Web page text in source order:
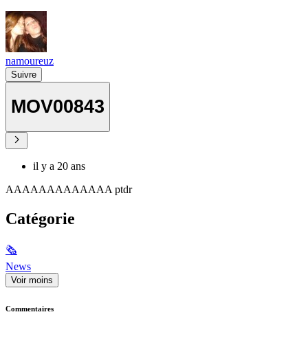
namoureuz
Suivre
MOV00843
il y a 20 ans
AAAAAAAAAAAAA ptdr
Catégorie
🗞
News
Voir moins
Commentaires